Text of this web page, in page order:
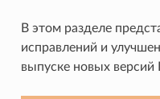
В этом разделе
исправлений и
выпуске новых